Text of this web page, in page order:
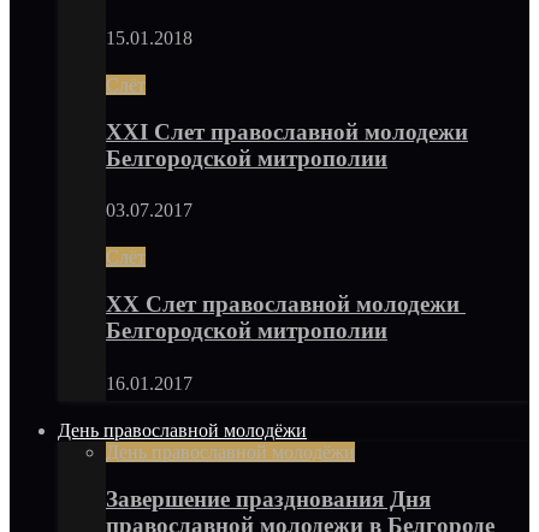
15.01.2018
Слёт
XXI Слет православной молодежи
Белгородской митрополии
03.07.2017
Слёт
XX Слет православной молодежи
Белгородской митрополии
16.01.2017
День православной молодёжи
День православной молодёжи
Завершение празднования Дня
православной молодежи в Белгороде